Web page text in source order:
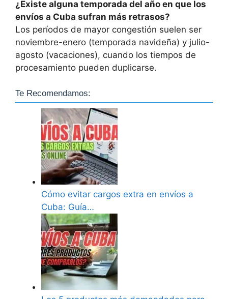
¿Existe alguna temporada del año en que los
envíos a Cuba sufran más retrasos?
Los períodos de mayor congestión suelen ser
noviembre-enero (temporada navideña) y julio-
agosto (vacaciones), cuando los tiempos de
procesamiento pueden duplicarse.
Te Recomendamos:
Cómo evitar cargos extra en envíos a
Cuba: Guía…